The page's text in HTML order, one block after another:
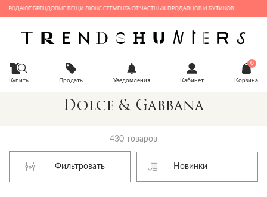
БРЕНДОВЫЕ ВЕЩИ ЛЮКС СЕГМЕНТА ОТ ЧАСТНЫХ ПРОДАВЦОВ И БУТИКОВ
Купить Продать Уведомления Кабинет
0
Корзина
Dolce & Gabbana
430 товаров
Фильтровать